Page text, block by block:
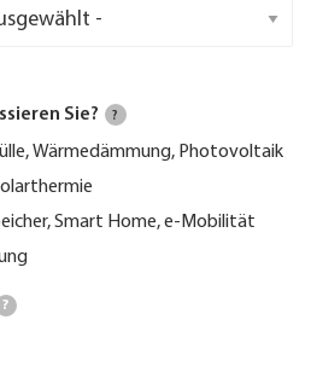
Sie? ?
Wärmedämmung, Photovoltaik
Smart Home, e-Mobilität
?